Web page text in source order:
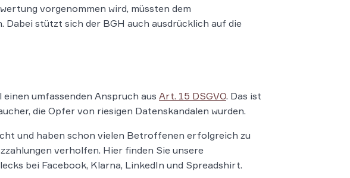
vorgenommen wird, müssten dem
stützt sich der BGH auch ausdrücklich auf die
umfassenden Anspruch aus Art. 15 DSGVO. Das ist
die Opfer von riesigen Datenskandalen wurden.
und haben schon vielen Betroffenen erfolgreich zu
verholfen. Hier finden Sie unsere
bei Facebook, Klarna, LinkedIn und Spreadshirt.